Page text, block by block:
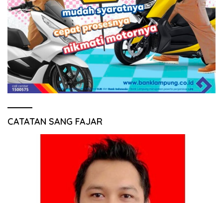
CATATAN SANG FAJAR